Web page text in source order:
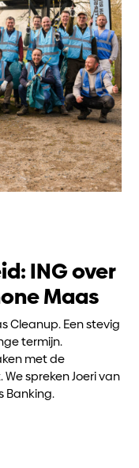
ING over
Maas
Cleanup. Een stevig
termijn.
met de
spreken Joeri van
Banking.